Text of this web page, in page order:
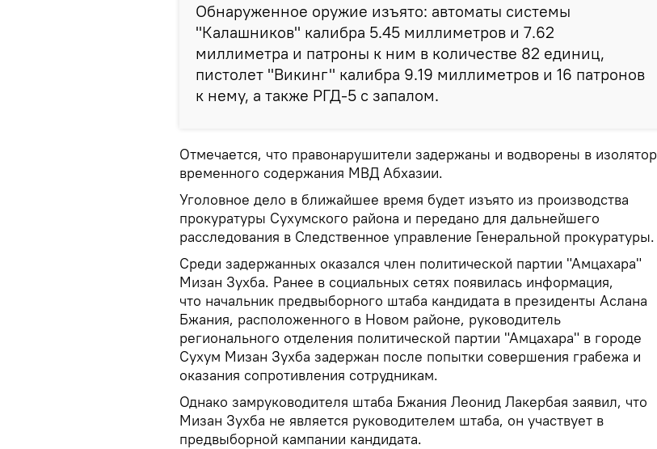
Обнаруженное оружие изъято: автоматы системы
"Калашников" калибра 5.45 миллиметров и 7.62
миллиметра и патроны к ним в количестве 82 единиц,
пистолет "Викинг" калибра 9.19 миллиметров и 16 патронов
к нему, а также РГД-5 с запалом.
Отмечается, что правонарушители задержаны и водворены в изолятор
временного содержания МВД Абхазии.
Уголовное дело в ближайшее время будет изъято из производства
прокуратуры Сухумского района и передано для дальнейшего
расследования в Следственное управление Генеральной прокуратуры.
Среди задержанных оказался член политической партии "Амцахара"
Мизан Зухба. Ранее в социальных сетях появилась информация,
что начальник предвыборного штаба кандидата в президенты Аслана
Бжания, расположенного в Новом районе, руководитель
регионального отделения политической партии "Амцахара" в городе
Сухум Мизан Зухба задержан после попытки совершения грабежа и
оказания сопротивления сотрудникам.
Однако замруководителя штаба Бжания Леонид Лакербая заявил, что
Мизан Зухба не является руководителем штаба, он участвует в
предвыборной кампании кандидата.